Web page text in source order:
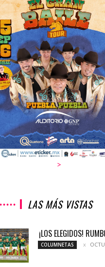
>
LAS MÁS VISTAS
¡LOS ELEGIDOS!
COLUMNETAS